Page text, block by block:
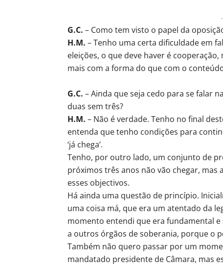
G.C. – Como tem visto o papel da
H.M. – Tenho uma certa dificuldade em
eleições, o que deve haver é
mais com a forma do que com o
G.C. – Ainda que seja cedo para se falar
duas sem três?
H.M. – Não é verdade. Tenho no final
entenda que tenho condições para
‘já chega’.
Tenho, por outro lado, um conjunto de
próximos três anos não vão chegar,
esses objectivos.
Há ainda uma questão de princípio.
uma coisa má, que era um atentado da
momento entendi que era fundamental
a outros órgãos de soberania, porque o
Também não quero passar por um
mandatado presidente de Câmara, mas